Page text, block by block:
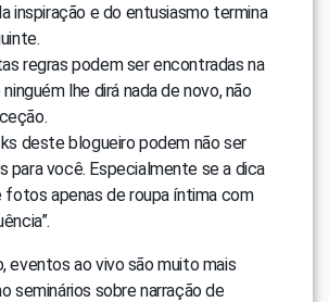
inspiração e do entusiasmo termina
regras podem ser encontradas na
lhe dirá nada de novo, não
deste blogueiro podem não ser
para você. Especialmente se a dica
fotos apenas de roupa íntima com
eventos ao vivo são muito mais
seminários sobre narração de